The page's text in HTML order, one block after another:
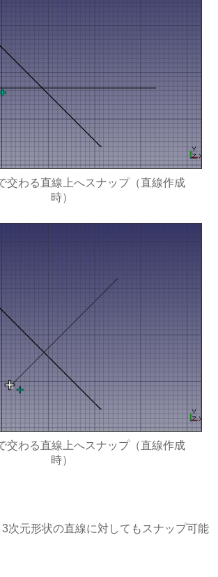
交わる直線上へスナップ（直線作成
時）
交わる直線上へスナップ（直線作成
時）
次元形状の直線に対してもスナップ可能